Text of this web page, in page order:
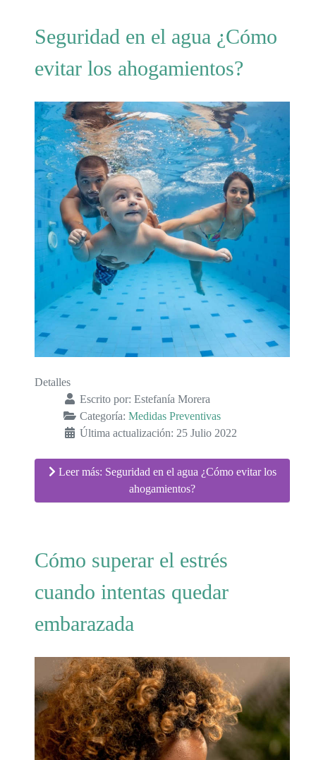
Seguridad en el agua ¿Cómo
evitar los ahogamientos?
Detalles
Escrito por: Estefanía Morera
Categoría: Medidas Preventivas
Última actualización: 25 Julio 2022
Leer más: Seguridad en el agua ¿Cómo evitar los
ahogamientos?
Cómo superar el estrés
cuando intentas quedar
embarazada